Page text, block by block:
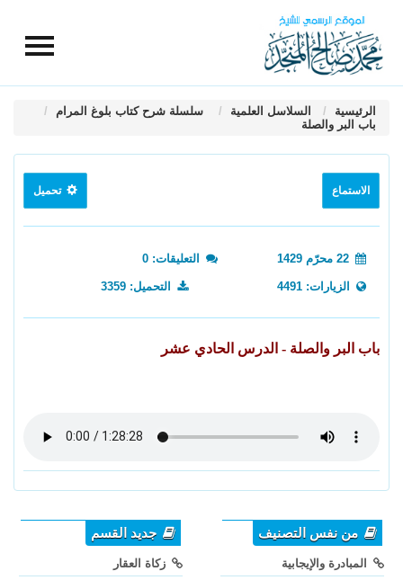
الرئيسية السلاسل العلمية
سلسلة شرح كتاب بلوغ المرام
باب البر والصلة
الاستماع تحميل
التعليقات: 0
الزيارات: 4491 التحميل: 3359
باب البر والصلة - الدرس الحادي عشر
من نفس التصنيف
المبادرة والإيجابية
جديد القسم
زكاة العقار